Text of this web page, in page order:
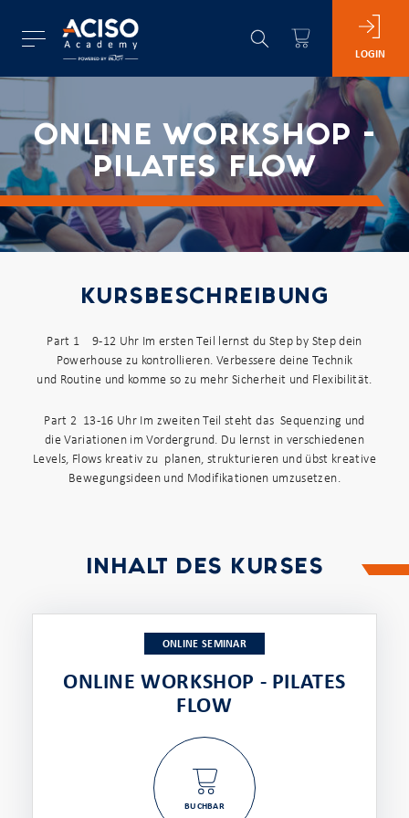
LOGIN
ONLINE WORKSHOP -
PILATES FLOW
KURSBESCHREIBUNG
Part 1 9-12 Uhr Im ersten Teil lernst du Step by Step dein
Powerhouse zu kontrollieren. Verbessere deine Technik
und Routine und komme so zu mehr Sicherheit und Flexibilität.
Part 2 13-16 Uhr Im zweiten Teil steht das Sequenzing und
die Variationen im Vordergrund. Du lernst in verschiedenen
Levels, Flows kreativ zu planen, strukturieren und übst kreative
Bewegungsideen und Modifikationen umzusetzen.
INHALT DES KURSES
ONLINE SEMINAR
ONLINE WORKSHOP - PILATES
FLOW
BUCHBAR